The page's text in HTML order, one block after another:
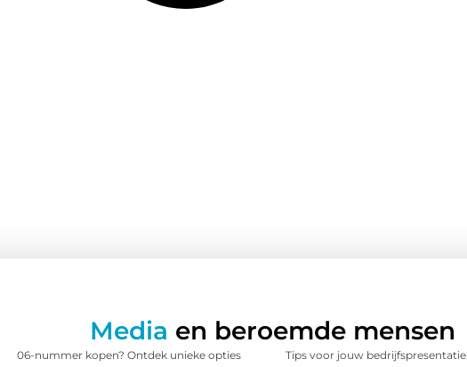
Media en beroemde mensen
06-nummer kopen? Ontdek unieke opties
Tips voor jouw bedrijfspresentatie